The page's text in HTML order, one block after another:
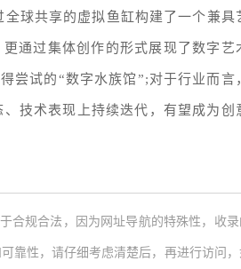
球共享的虚拟鱼缸构建了一个兼具
通过集体创作的形式展现了数字艺
尝试的“数字水族馆”;对于行业而言
技术表现上持续迭代，有望成为创
合规合法，因为网址导航的特殊性，收录
靠性，请仔细考虑清楚后，再进行访问，